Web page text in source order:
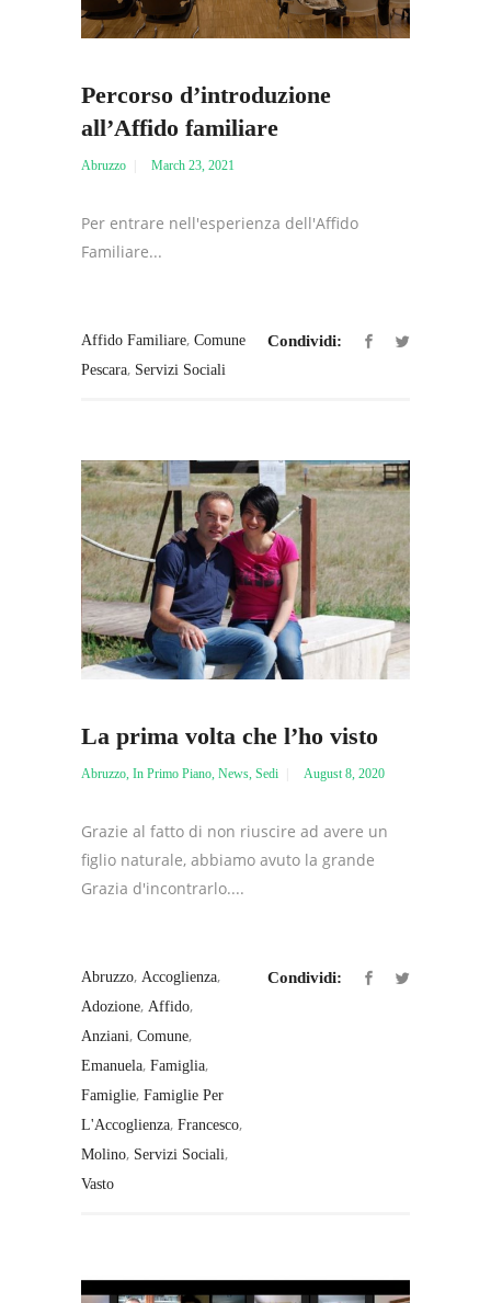
Percorso d’introduzione
all’Affido familiare
Abruzzo March 23, 2021
Per entrare nell'esperienza dell'Affido
Familiare...
Affido Familiare, Comune
Pescara, Servizi Sociali
Condividi:
La prima volta che l’ho visto
Abruzzo In Primo Piano News Sedi August 8, 2020
Grazie al fatto di non riuscire ad avere un
figlio naturale, abbiamo avuto la grande
Grazia d'incontrarlo....
Abruzzo, Accoglienza,
Adozione, Affido,
Anziani, Comune,
Emanuela, Famiglia,
Famiglie, Famiglie Per
L'Accoglienza, Francesco,
Molino, Servizi Sociali,
Vasto
Condividi: